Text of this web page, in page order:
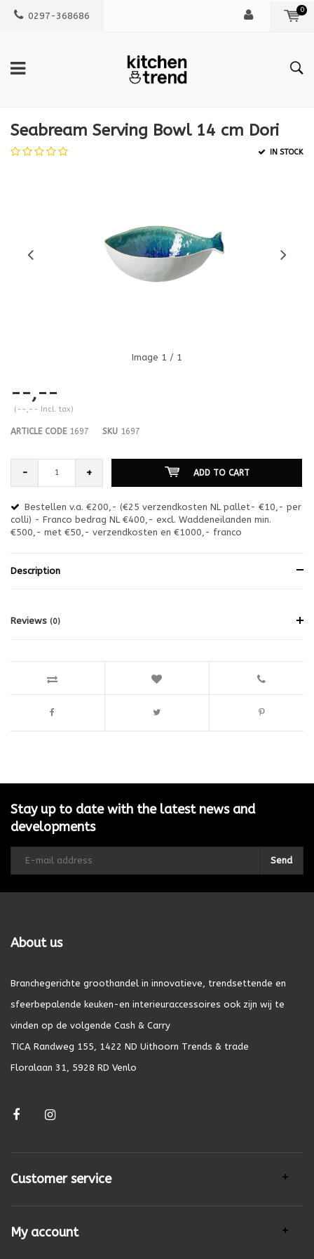
0297-368686
0
Seabream Serving Bowl 14 cm Dori
IN STOCK
Image 1 / 1
--,--
(--,-- Incl. tax)
ARTICLE CODE1697 SKU 1697
- + ADD TO CART
Bestellen v.a. €200,- (€25 verzendkosten NL pallet- €10,- per
colli) - Franco bedrag NL €400,- excl. Waddeneilanden min.
€500,- met €50,- verzendkosten en €1000,- franco
Description
Reviews (0)
Stay up to date with the latest news and
developments
Send
About us
Branchegerichte groothandel in innovatieve, trendsettende en
sfeerbepalende keuken-en interieuraccessoires ook zijn wij te
vinden op de volgende Cash & Carry
TICA Randweg 155, 1422 ND Uithoorn Trends & trade
Floralaan 31, 5928 RD Venlo
Customer service
My account